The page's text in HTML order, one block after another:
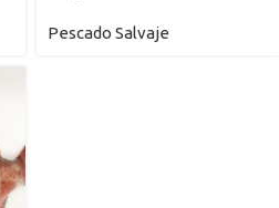
Pescado Salvaje